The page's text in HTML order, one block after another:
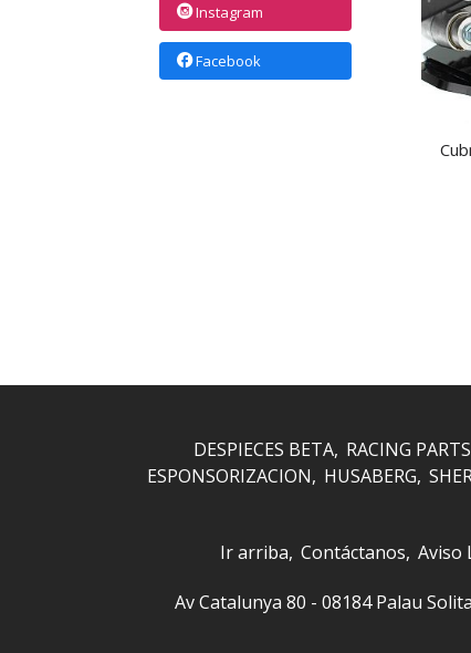
Instagram
Facebook
DESPIECES BETA RACING
ESPONSORIZACION
HUSABERG
Ir arriba Contáctanos Aviso
Av Catalunya 80 - 08184 Palau